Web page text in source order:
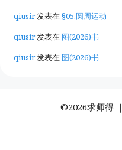
qiusir发表在§05.圆周运动
qiusir发表在 图(2026)书
qiusir发表在 图(2026)书
©2026求师得 ｜